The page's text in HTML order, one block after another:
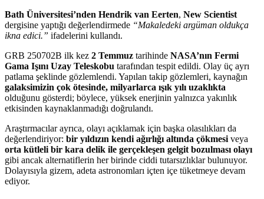
Bath Üniversitesi’nden Hendrik van Eerten, New Scientist
dergisine yaptığı değerlendirmede “Makaledeki argüman oldukça
ikna edici.” ifadelerini kullandı.
GRB 250702B ilk kez 2 Temmuz tarihinde NASA’nın Fermi
Gama Işını Uzay Teleskobu tarafından tespit edildi. Olay üç ayrı
patlama şeklinde gözlemlendi. Yapılan takip gözlemleri, kaynağın
galaksimizin çok ötesinde, milyarlarca ışık yılı uzaklıkta
olduğunu gösterdi; böylece, yüksek enerjinin yalnızca yakınlık
etkisinden kaynaklanmadığı doğrulandı.
Araştırmacılar ayrıca, olayı açıklamak için başka olasılıkları da
değerlendiriyor: bir yıldızın kendi ağırlığı altında çökmesi veya
orta kütleli bir kara delik ile gerçekleşen gelgit bozulması olayı
gibi ancak alternatiflerin her birinde ciddi tutarsızlıklar bulunuyor.
Dolayısıyla gizem, adeta astronomları içten içe tüketmeye devam
ediyor.